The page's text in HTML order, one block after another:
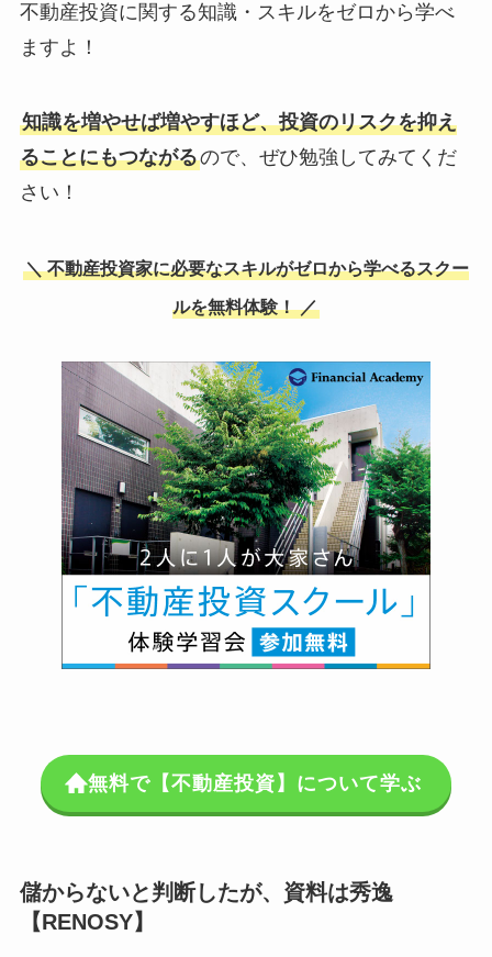
不動産投資に関する知識・スキルをゼロから学べ
ますよ！
知識を増やせば増やすほど、投資のリスクを抑え
ることにもつながるので、ぜひ勉強してみてくだ
さい！
＼ 不動産投資家に必要なスキルがゼロから学べるスクー
ルを無料体験！ ／
無料で【不動産投資】について学ぶ
儲からないと判断したが、資料は秀逸
【RENOSY】